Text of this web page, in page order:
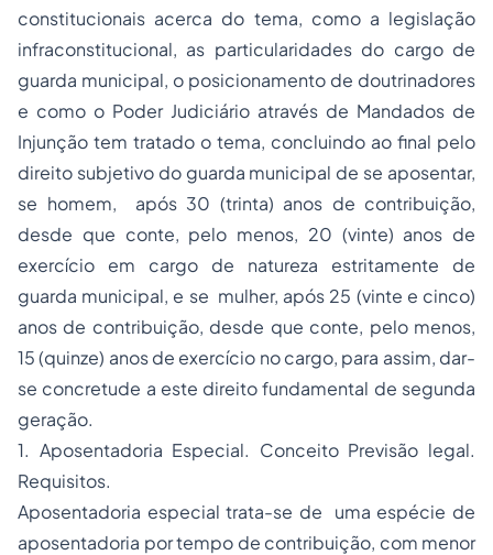
constitucionais acerca do tema, como a legislação
infraconstitucional, as particularidades do cargo de
guarda municipal, o posicionamento de doutrinadores
e como o Poder Judiciário através de Mandados de
Injunção tem tratado o tema, concluindo ao final pelo
direito subjetivo do guarda municipal de se aposentar,
se homem, após 30 (trinta) anos de contribuição,
desde que conte, pelo menos, 20 (vinte) anos de
exercício em cargo de natureza estritamente de
guarda municipal, e se mulher, após 25 (vinte e cinco)
anos de contribuição, desde que conte, pelo menos,
15 (quinze) anos de exercício no cargo, para assim, dar-
se concretude a este direito fundamental de segunda
geração.
1. Aposentadoria Especial. Conceito Previsão legal.
Requisitos.
Aposentadoria especial trata-se de uma espécie de
aposentadoria por tempo de contribuição, com menor